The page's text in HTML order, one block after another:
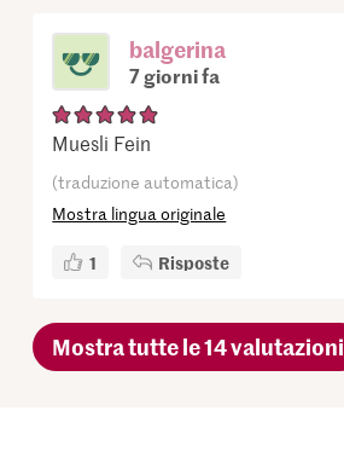
balgerina
7 giorni fa
Muesli Fein
(traduzione automatica)
Mostra lingua originale
1 Risposte
Mostra tutte le 14 valutazioni